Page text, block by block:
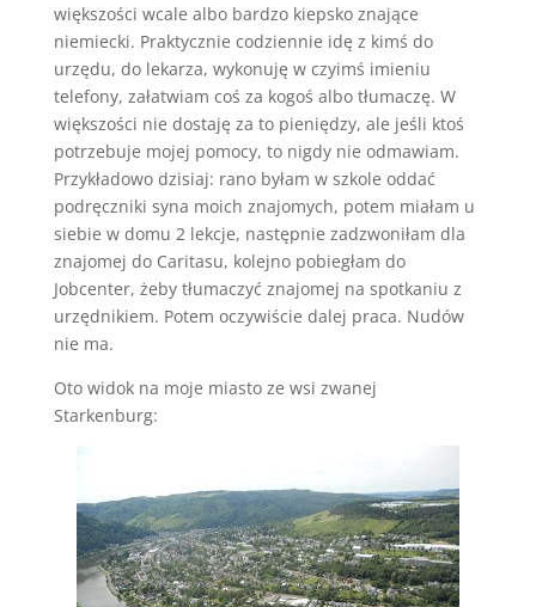
większości wcale albo bardzo kiepsko znające
niemiecki. Praktycznie codziennie idę z kimś do
urzędu, do lekarza, wykonuję w czyimś imieniu
telefony, załatwiam coś za kogoś albo tłumaczę. W
większości nie dostaję za to pieniędzy, ale jeśli ktoś
potrzebuje mojej pomocy, to nigdy nie odmawiam.
Przykładowo dzisiaj: rano byłam w szkole oddać
podręczniki syna moich znajomych, potem miałam u
siebie w domu 2 lekcje, następnie zadzwoniłam dla
znajomej do Caritasu, kolejno pobiegłam do
Jobcenter, żeby tłumaczyć znajomej na spotkaniu z
urzędnikiem. Potem oczywiście dalej praca. Nudów
nie ma.
Oto widok na moje miasto ze wsi zwanej
Starkenburg: